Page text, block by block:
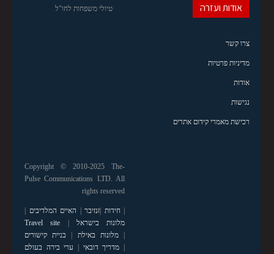
טיולי משפחות לחו"ל אודות ועזרה
צרו קשר
מדיניות פרטיות
אודות
נגישות
רכישת מאמרי קידום אתרים
Copyright © 2010-2025 The-
Pulse Communications LTD. All
rights reserved
|חידות |זנזיבר | האיים המלדיבים |
מלונות בישראל |
Travel site
|מלונות באילת | בניית קישורים
| מדריך דובאי | ערי בירה בעולם